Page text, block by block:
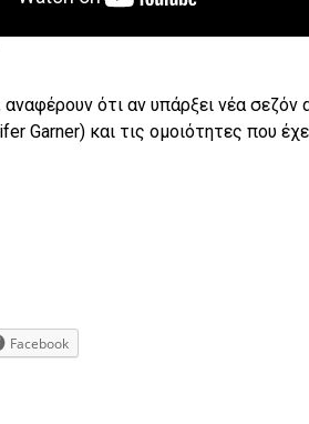
ότι αν υπάρξει νέα
Garner) και τις ομοιότητες που
Facebook